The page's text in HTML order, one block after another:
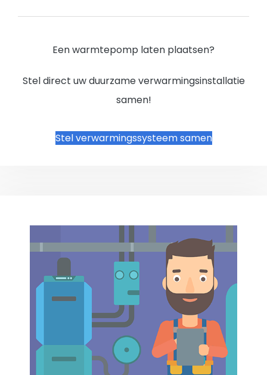
Een warmtepomp laten plaatsen?
Stel direct uw duurzame verwarmingsinstallatie
samen!
Stel verwarmingssysteem samen